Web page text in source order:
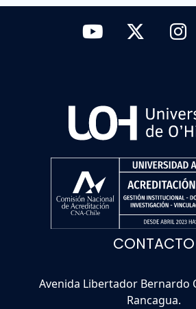
CONTACTO
Avenida Libertador Bernardo
Rancagua.